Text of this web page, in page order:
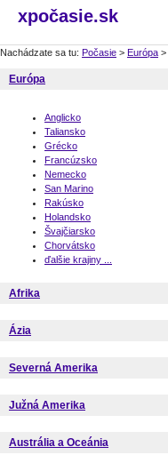
xpočasie.sk
Nachádzate sa tu: Počasie > Európa >
Európa
Anglicko
Taliansko
Grécko
Francúzsko
Nemecko
San Marino
Rakúsko
Holandsko
Švajčiarsko
Chorvátsko
ďalšie krajiny ...
Afrika
Ázia
Severná Amerika
Južná Amerika
Austrália a Oceánia